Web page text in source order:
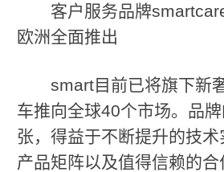
客户服务品牌
欧洲全面推出
smart目前已将旗下新
车推向全球40个市场。品
张，得益于不断提升的技
产品矩阵以及值得信赖的